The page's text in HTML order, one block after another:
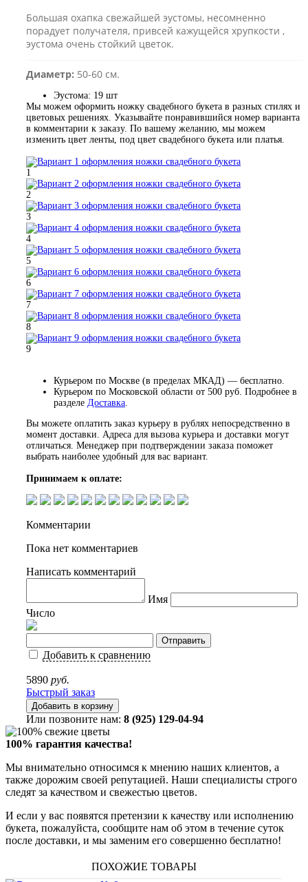
Большая охапка свежайшей эустомы, несомненно
порадует получателя, привсей кажущейся хрупкости ,
эустома очень стойкий цветок.
Диаметр: 50-60 см.
Эустома: 19 шт
Мы можем оформить ножку свадебного букета в разных стилях и
цветовых решениях. Указывайте понравившийся номер варианта
в комментарии к заказу. По вашему желанию, мы можем
изменить цвет ленты, под цвет свадебного букета или платья.
1
2
3
4
5
6
7
8
9
Курьером по Москве (в пределах МКАД) — бесплатно.
Курьером по Московской области от 500 руб. Подробнее в
разделе Доставка
Вы можете оплатить заказ курьеру в рублях непосредственно в
момент доставки. Адреса для вызова курьера и доставки могут
отличаться. Менеджер при подтверждении заказа поможет
выбрать наиболее удобный для вас вариант.
Принимаем к оплате:
Комментарии
Пока нет комментариев
Написать комментарий
Имя
Число
Добавить к сравнению
5890 руб.
Быстрый заказ
Или позвоните нам: 8 (925) 129-04-94
100% гарантия качества!
Мы внимательно относимся к мнению наших клиентов, а
также дорожим своей репутацией. Наши специалисты строго
следят за качеством и свежестью цветов.
И если у вас появятся претензии к качеству или исполнению
букета, пожалуйста, сообщите нам об этом в течение суток
после доставки, и мы заменим его совершенно бесплатно!
ПОХОЖИЕ ТОВАРЫ